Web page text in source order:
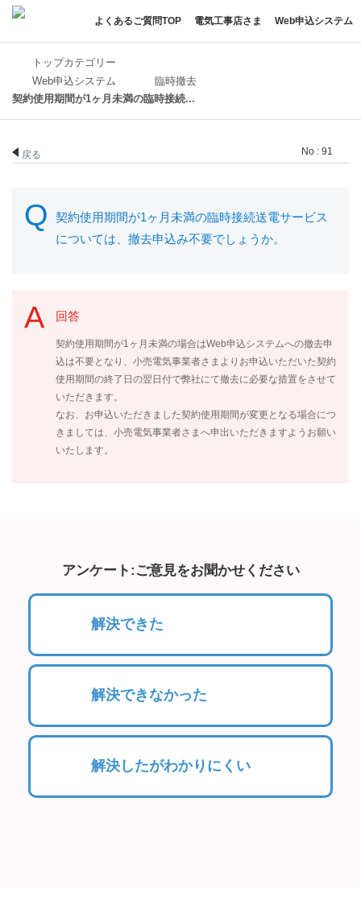
よくあるご質問TOP 電気工事店さま Web申込システム
トップカテゴリー
Web申込システム
臨時撤去
契約使用期間が1ヶ月未満の臨時接続...
戻る No : 91
契約使用期間が1ヶ月未満の臨時接続送電サービス
については、撤去申込み不要でしょうか。
回答
契約使用期間が1ヶ月未満の場合はWeb申込システムへの撤去申
込は不要となり、小売電気事業者さまよりお申込いただいた契約
使用期間の終了日の翌日付で弊社にて撤去に必要な措置をさせて
いただきます。
なお、お申込いただきました契約使用期間が変更となる場合につ
きましては、小売電気事業者さまへ申出いただきますようお願い
いたします。
アンケート:ご意見をお聞かせください
解決できた
解決できなかった
解決したがわかりにくい